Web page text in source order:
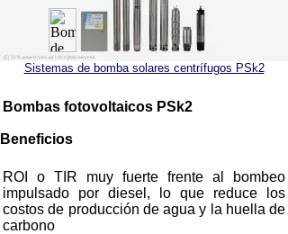
Bombas fotovoltaicos PSk2
ROI o TIR muy fuerte frente al bombeo
impulsado por diesel, lo que reduce los
costos de producción de agua y la huella de
carbono
Beneficios
Sistemas de bomba solares centrífugos PSk2